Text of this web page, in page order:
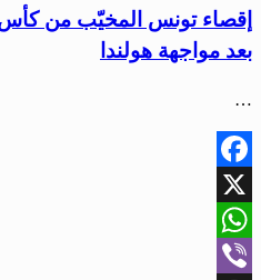
إقصاء تونس المخيّب من كأس
بعد مواجهة هولندا
…
Facebook
X
WhatsApp